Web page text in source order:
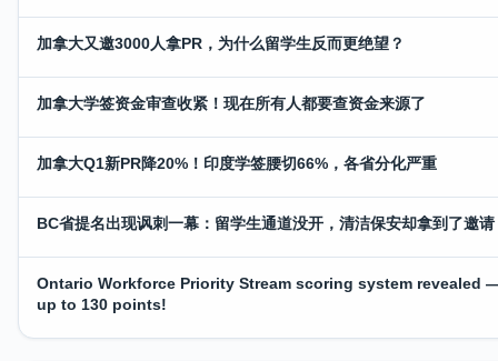
加拿大又邀3000人拿PR，为什么留学生反而更绝望？
加拿大学签资金审查收紧！现在所有人都要查资金来源了
加拿大Q1新PR降20%！印度学签腰切66%，各省分化严重
BC省提名出现讽刺一幕：留学生通道没开，清洁保安却拿到了邀请
Ontario Workforce Priority Stream scoring system revealed
up to 130 points!